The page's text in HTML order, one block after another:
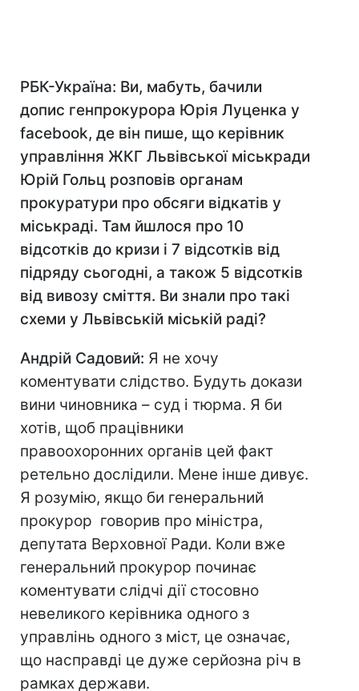
РБК-Україна: Ви, мабуть, бачили
допис генпрокурора Юрія Луценка у
facebook, де він пише, що керівник
управління ЖКГ Львівської міськради
Юрій Гольц розповів органам
прокуратури про обсяги відкатів у
міськраді. Там йшлося про 10
відсотків до кризи і 7 відсотків від
підряду сьогодні, а також 5 відсотків
від вивозу сміття. Ви знали про такі
схеми у Львівській міській раді?
Андрій Садовий: Я не хочу
коментувати слідство. Будуть докази
вини чиновника – суд і тюрма. Я би
хотів, щоб працівники
правоохоронних органів цей факт
ретельно дослідили. Мене інше дивує.
Я розумію, якщо би генеральний
прокурор говорив про міністра,
депутата Верховної Ради. Коли вже
генеральний прокурор починає
коментувати слідчі дії стосовно
невеликого керівника одного з
управлінь одного з міст, це означає,
що насправді це дуже серйозна річ в
рамках держави.